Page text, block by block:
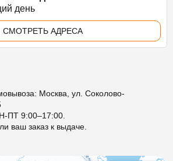
день
СМОТРЕТЬ АДРЕСА
Москва, ул. Соколово-
ПТ 9:00–17:00.
ваш заказ к выдаче.